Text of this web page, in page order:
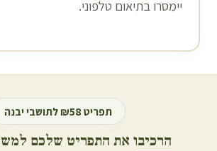
יימסרו בתיאום טלפוני.
תפריט ₪58 לתושבי יבנה
הרכיבו את התפריט שלכם